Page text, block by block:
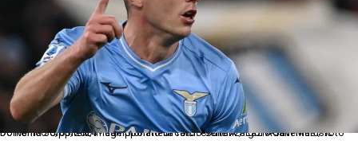
Dc Roma 30/03/2024 - campionato di calcio serie A / Lazio-Juventus / foto Domenico Cippitelli/Image Sport nella foto: esultanza gol Adam Marusic